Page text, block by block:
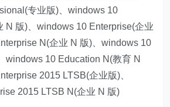
专业版)、windows 10
N 版)、windows 10 Enterprise(企业
N(企业 N 版)、windows 10
windows 10 Education N(教育 N
2015 LTSB(企业版)、
2015 LTSB N(企业 N 版)